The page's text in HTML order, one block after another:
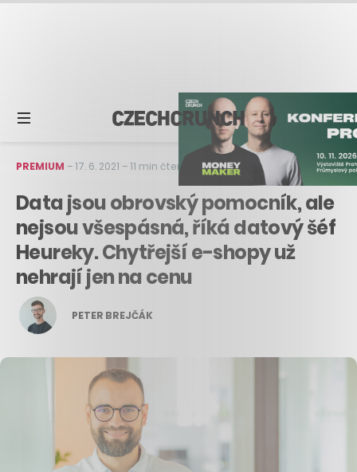
PREMIUM –17. 6. 2021 –11 min čtení
Data jsou obrovský pomocník, ale
nejsou všespásná, říká datový šéf
Heureky. Chytřejší e-shopy už
nehrají jen na cenu
PETER BREJČÁK